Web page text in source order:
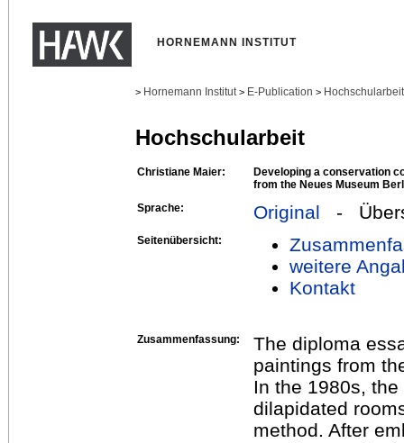
HORNEMANN INSTITUT
> Hornemann Institut > E-Publication >
Hochschularbeit
Christiane Maier:
Developing a conservation
from the Neues Museum
Sprache:
Original -
Seitenübersicht:
weitere
Kontakt
Zusammenfassung:
The diploma
paintings from
In the 1980s,
dilapidated
method. After